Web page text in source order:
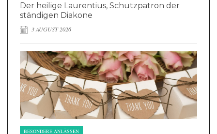
Der heilige Laurentius, Schutzpatron der
ständigen Diakone
3 AUGUST 2026
BESONDERE ANLÄSSEN